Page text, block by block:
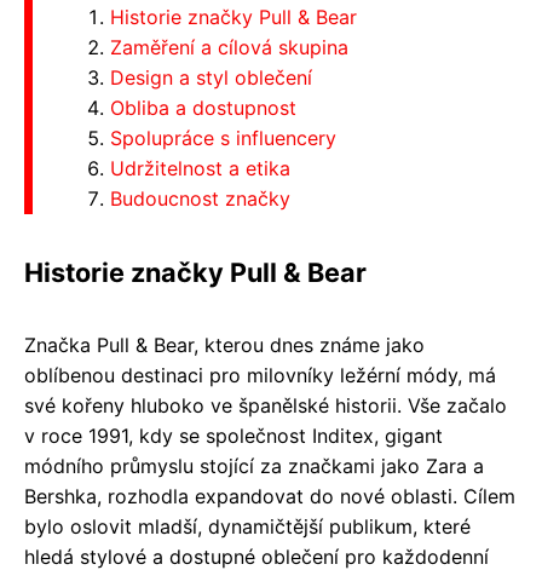
Historie značky Pull & Bear
Zaměření a cílová skupina
Design a styl oblečení
Obliba a dostupnost
Spolupráce s influencery
Udržitelnost a etika
Budoucnost značky
Historie značky Pull & Bear
Značka Pull & Bear, kterou dnes známe jako
oblíbenou destinaci pro milovníky ležérní módy, má
své kořeny hluboko ve španělské historii. Vše začalo
v roce 1991, kdy se společnost Inditex, gigant
módního průmyslu stojící za značkami jako Zara a
Bershka, rozhodla expandovat do nové oblasti. Cílem
bylo oslovit mladší, dynamičtější publikum, které
hledá stylové a dostupné oblečení pro každodenní